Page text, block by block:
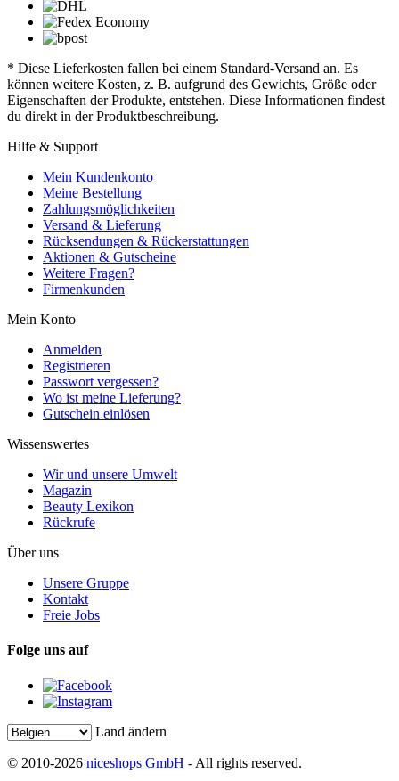
* Diese Lieferkosten fallen bei einem Standard-Versand an. Es
können weitere Kosten, z. B. aufgrund des Gewichts, Größe oder
Eigenschaften der Produkte, entstehen. Diese Informationen findest
du direkt in der Produktbeschreibung.
Hilfe & Support
Mein Kundenkonto
Meine Bestellung
Zahlungsmöglichkeiten
Versand & Lieferung
Rücksendungen & Rückerstattungen
Aktionen & Gutscheine
Weitere Fragen?
Firmenkunden
Mein Konto
Anmelden
Registrieren
Passwort vergessen?
Wo ist meine Lieferung?
Gutschein einlösen
Wissenswertes
Wir und unsere Umwelt
Magazin
Beauty Lexikon
Rückrufe
Über uns
Unsere Gruppe
Kontakt
Freie Jobs
Folge uns auf
Land ändern
© 2010-2026 niceshops GmbH - All rights reserved.